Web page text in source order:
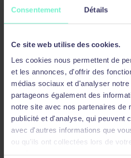
Consentement Détails
Ce site web utilise des cookies.
Les cookies nous permettent de
et les annonces, d'offrir des
médias sociaux et d'analyser
partageons également des
notre site avec nos partenaires de
publicité et d'analyse, qui peuvent
avec d'autres informations que
ou qu'ils ont collectées lors de
informations saisies soient
de la demande de demande et
commerciale qui peut en
ENVOYER